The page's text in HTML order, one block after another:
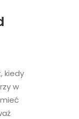
kiedy
w